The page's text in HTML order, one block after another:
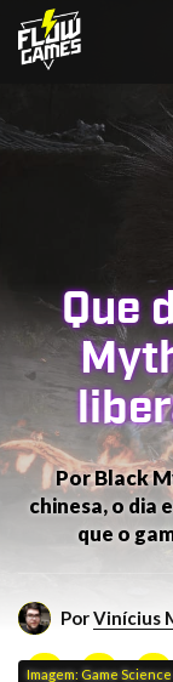
Que
Por Black
chinesa, o dia
que o
PorVinícius
Imagem: Game Science